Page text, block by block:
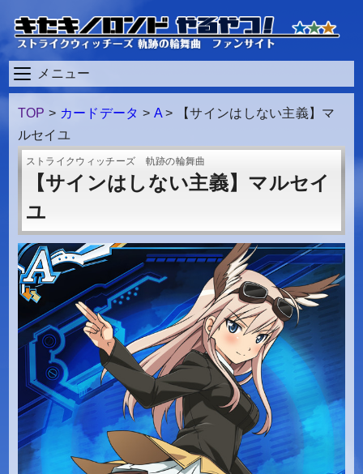
TOP > カードデータ > A>
【サインはしない主義】マ
ルセイユ
ストライクウィッチーズ 軌跡の輪舞曲
【サインはしない主義】マルセイ
ユ
メニュー